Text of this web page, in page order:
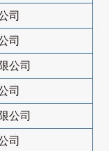
司
司
公司
司
公司
司